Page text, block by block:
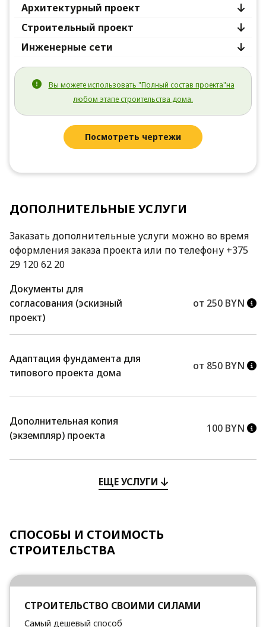
Архитектурный проект
Строительный проект
Инженерные сети
Вы можете использовать "Полный состав проекта"на
любом этапе строительства дома.
Посмотреть чертежи
ДОПОЛНИТЕЛЬНЫЕ УСЛУГИ
Заказать дополнительные услуги можно во время
оформления заказа проекта или по телефону +375
29 120 62 20
Документы для
согласования (эскизный
проект)
от 250 BYN
Адаптация фундамента для
типового проекта дома
от 850 BYN
Дополнительная копия
(экземпляр) проекта
100 BYN
ЕЩЕ УСЛУГИ
СПОСОБЫ И СТОИМОСТЬ
СТРОИТЕЛЬСТВА
СТРОИТЕЛЬСТВО СВОИМИ СИЛАМИ
Самый дешевый способ